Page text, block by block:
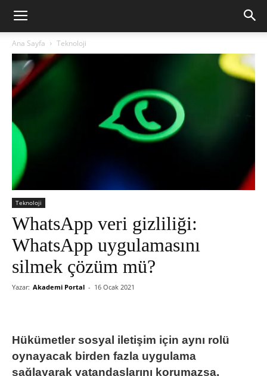
Ana Sayfa Teknoloji
Teknoloji
WhatsApp veri gizliliği:
WhatsApp uygulamasını
silmek çözüm mü?
Yazar: Akademi Portal - 16 Ocak 2021
Hükümetler sosyal iletişim için aynı rolü
oynayacak birden fazla uygulama
sağlayarak vatandaşlarını korumazsa,